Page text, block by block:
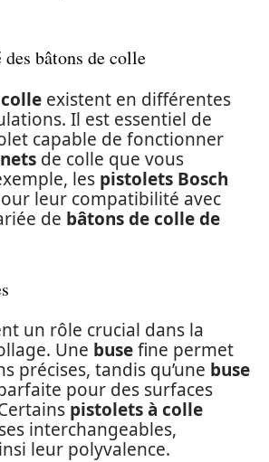
bâtons de colle
existent en différentes
Il est essentiel de
capable de fonctionner
de colle que vous
les pistolets Bosch
leur compatibilité avec
de bâtons de colle de
un rôle crucial dans la
Une busefine permet
précises, tandis qu’une buse
pour des surfaces
pistolets à colle
interchangeables,
leur polyvalence.